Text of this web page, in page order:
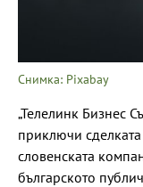
Снимка: Pixabay
„Телелинк Бизнес
приключи
словенската
българското